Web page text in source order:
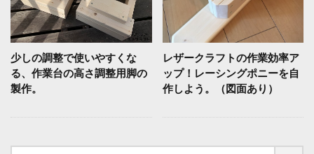
少しの調整で使いやすくな
る、作業台の高さ調整用脚の
製作。
レザークラフトの作業効率ア
ップ！レーシングポニーを自
作しよう。（図面あり）